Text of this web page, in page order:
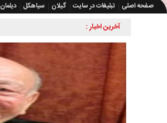
صفحه اصلی تبلیغات در سایت گیلان سیاهکل دیلمان
آخرین اخبار :